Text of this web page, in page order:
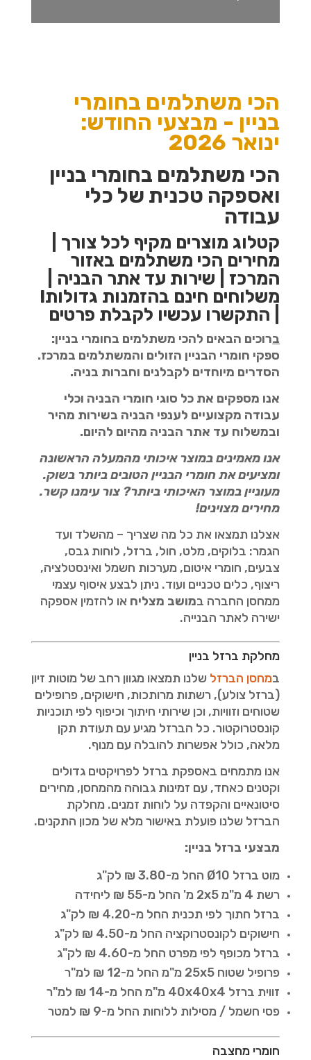
הכי משתלמים בחומרי
בניין - מבצעי החודש:
ינואר 2026
הכי משתלמים בחומרי בניין
ואספקה טכנית של כלי
עבודה
קטלוג מוצרים מקיף לכל צורך |
מחירים הכי משתלמים באזור
המרכז | שירות עד אתר הבניה |
משלוחים חינם בהזמנות גדולות!
| התקשרו עכשיו לקבלת פרטים
ברוכים הבאים להכי משתלמים בחומרי בניין:
ספקי חומרי הבניין הזולים והמשתלמים במרכז.
הסדרים מיוחדים לקבלנים וחברות בניה.
אנו מספקים את כל סוגי חומרי הבניה וכלי
עבודה מקצועיים לענפי הבניה בשירות מהיר
ובמשלוח עד אתר הבניה מהיום להיום.
אנו מאמינים במוצר איכותי מהמעלה הראשונה
ומציעים את חומרי הבניין הטוביםביותר בשוק.
מעוניין במוצר האיכותי ביותר? צור עימנו קשר.
מחירים מצוינים!
אצלנו תמצאו את כל מה שצריך – מהשלד ועד
הגמר: בלוקים, מלט, חול, ברזל, לוחות גבס,
צבעים, חומרי איטום, מערכות חשמל ואינסטלציה,
ריצוף, כלים טכניים ועוד. ניתן לבצע איסוף עצמי
ממחסן החברה במושב מצליח או להזמין אספקה
ישירה לאתר הבנייה.
מחלקת ברזל בניין
במחסן הברזל שלנו תמצאו מגוון רחב של מוטות זיון
(ברזל צולע), רשתות מרותכות, חישוקים, פרופילים
שטוחים וזוויות, וכן שירותי חיתוך וכיפוף לפי תוכניות
קונסטרוקטור. כל הברזל מגיע עם תעודת תקן
מלאה, כולל אפשרות להובלה עם מנוף.
אנו מתמחים באספקת ברזל לפרויקטים גדולים
וקטנים כאחד, עם זמינות גבוהה מהמחסן, מחירים
סיטונאיים והקפדה על לוחות זמנים. מחלקת
הברזל שלנו פועלת באישור מלא של מכון התקנים.
מבצעי ברזל בניין:
מוט ברזל Ø10 החל מ-3.80 ₪ לק"ג
רשת 4 מ"מ 2x5 מ' החל מ-55 ₪ ליחידה
ברזל חתוך לפי תכנית החל מ-4.20 ₪ לק"ג
חישוקים לקונסטרוקציה החל מ-4.50 ₪ לק"ג
ברזל מכופף לפי מפרט החל מ-4.60 ₪ לק"ג
פרופיל שטוח 25x5 מ"מ החל מ-12 ₪ למ"ר
זווית ברזל 40x40x4 מ"מ החל מ-14 ₪ למ"ר
פסי חשמל / מסילות ללוחות החל מ-9 ₪ למטר
חומרי מחצבה